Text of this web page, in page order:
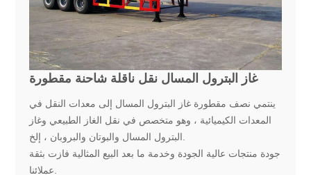
غاز البترول المسال نقل ناقلة شاحنة مقطورة
ينتمي نصف مقطورة غاز البترول المسال إلى معدات النقل في
المعدات الكيميائية ، وهو متخصص في نقل الغاز الطبيعي وغاز
جودة منتجات عالية الجودة وخدمة ما بعد البيع المثالية فازت بثقة